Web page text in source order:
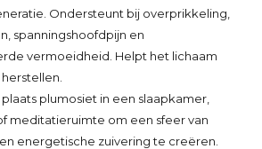
Ondersteunt bij overprikkeling,
spanningshoofdpijn en
vermoeidheid. Helpt het lichaam
plaats plumosiet in een slaapkamer,
meditatieruimte om een sfeer van
energetische zuivering te creëren.